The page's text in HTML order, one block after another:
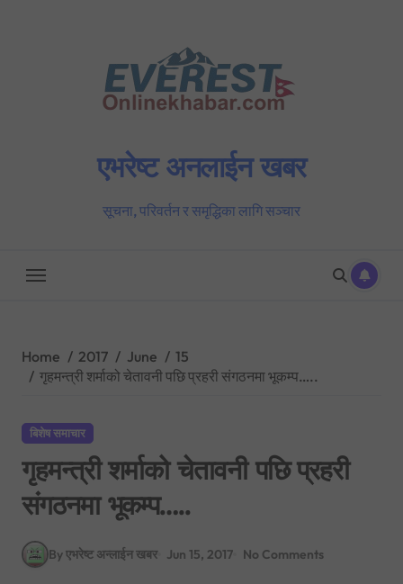
एभरेष्ट अनलाईन खबर
सूचना, परिवर्तन र समृद्धिका लागि सञ्चार
Home 2017 June
15
गृहमन्त्री शर्माको चेतावनी पछि प्रहरी संगठनमा भूकम्प…..
बिशेष समाचार
गृहमन्त्री शर्माको चेतावनी पछि प्रहरी
संगठनमा भूकम्प…..
By एभरेष्ट अन्लाईन खबर Jun 15, 2017 No Comments